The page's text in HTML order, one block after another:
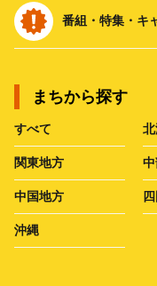
番組・特集・キ
まちから探す
すべて
関東地方
中国地方
沖縄